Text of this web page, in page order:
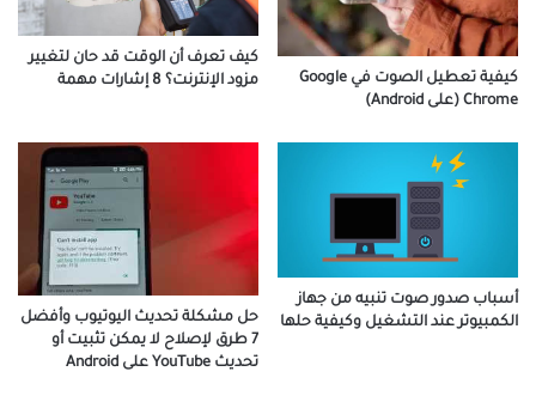
كيفية تعطيل الصوت في Google
Chrome (على Android)
كيف تعرف أن الوقت قد حان لتغيير
مزود الإنترنت؟ 8 إشارات مهمة
أسباب صدور صوت تنبيه من جهاز
الكمبيوتر عند التشغيل وكيفية حلها
حل مشكلة تحديث اليوتيوب وأفضل
7 طرق لإصلاح لا يمكن تثبيت أو
تحديث YouTube على Android